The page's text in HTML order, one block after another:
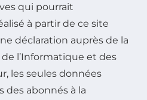
qui pourrait
à partir de ce site
déclaration auprès de la
l’Informatique et des
les seules données
des abonnés à la